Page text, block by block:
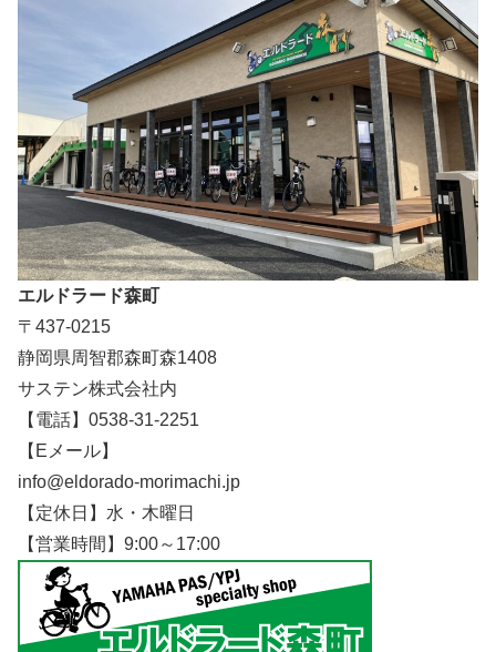
エルドラード森町
〒437-0215
静岡県周智郡森町森1408
サステン株式会社内
【電話】0538-31-2251
【Eメール】
info@eldorado-morimachi.jp
【定休日】水・木曜日
【営業時間】9:00～17:00